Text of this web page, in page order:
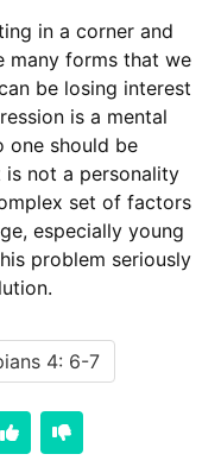
in a corner and
many forms that we
be losing interest
is a mental
one should be
is not a personality
set of factors
especially young
problem seriously
4: 6-7